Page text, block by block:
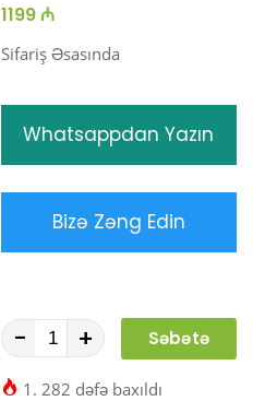
1199 ₼
Sifariş Əsasında
Whatsappdan Yazın
Bizə Zəng Edin
- +
Səbətə
1. 282 dəfə baxıldı